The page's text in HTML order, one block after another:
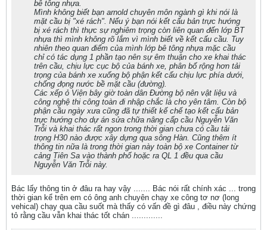
bê tông nhựa.
Mình không biết bạn arnold chuyên môn ngành gì khi nói là
mặt cầu bị "xé rách". Nếu ý bạn nói kết cấu bản trực hướng
bị xé rách thì thực sự nghiêm trọng còn liên quan đến lớp BT
nhựa thì mình không rõ lắm vì mình biết về kết cấu cầu. Tuy
nhiên theo quan điểm của mình lớp bê tông nhựa mặc cầu
chỉ có tác dụng 1 phần tạo nên sự êm thuận cho xe khai thác
trên cầu, chịu lực cục bộ của bánh xe, phân bố rộng hơn tải
trọng của bánh xe xuống bộ phận kết cấu chịu lực phía dưới,
chống đọng nước bề mặt cầu (đường).
Các xếp ỏ Viện bây giờ toàn dân Đường bộ nên vật liệu và
công nghệ thi công toàn đi nhập chắc là cho yên tâm. Còn bộ
phận cầu ngày xưa cũng đã tự thiết kế chế tạo kết cấu bản
trực hướng cho dự án sửa chữa nâng cấp cầu Nguyễn Văn
Trỗi và khai thác rất ngon trong thời gian chưa có cầu tải
trọng H30 nào được xây dựng qua sông Hàn. Cũng thêm ít
thông tin nữa là trong thời gian này toàn bộ xe Container từ
cảng Tiên Sa vào thành phố hoặc ra QL 1 đều qua cầu
Nguyễn Văn Trỗi này.
Bác lấy thông tin ở đâu ra hay vậy ....... Bác nói rất chính xác ... trong
thời gian kể trên em có ông anh chuyên chạy xe công tơ nơ (long
vehical) chạy qua cầu suốt mà thấy có vấn đề gì đâu , điều này chứng
tỏ rằng cầu vẫn khai thác tốt chán .............